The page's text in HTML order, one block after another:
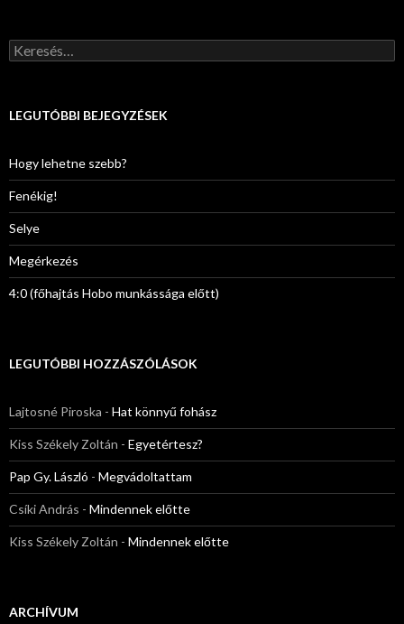
K
e
s
:
LEGUTÓBBI BEJEGYZÉSEK
Hogy lehetne szebb?
Fenékig!
Selye
Megérkezés
4:0 (főhajtás Hobo munkássága előtt)
LEGUTÓBBI HOZZÁSZÓLÁSOK
Lajtosné Piroska - Hat könnyű fohász
Kiss Székely Zoltán - Egyetértesz?
Pap Gy. László - Megvádoltattam
Csíki András - Mindennek előtte
Kiss Székely Zoltán - Mindennek előtte
ARCHÍVUM